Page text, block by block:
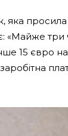
яка просила
«Майже три
15 євро на